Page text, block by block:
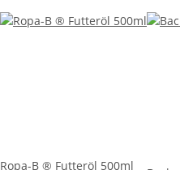
Ropa-B ® Futteröl 500ml